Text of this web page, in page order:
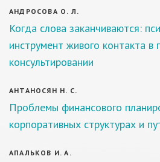
АНДРОСОВА О. Л.
Когда слова заканчиваются:
инструмент живого контакта в
консультировании
АНТАНОСЯН Н. С.
Проблемы финансового
корпоративных структурах и
АПАЛЬКОВ И. А.